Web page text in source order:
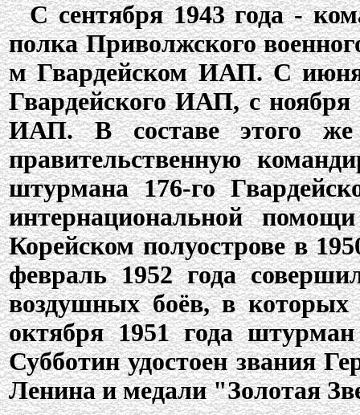
С сентября 1943 года -
полка Приволжского
м Гвардейском ИАП. С
Гвардейского ИАП, с ноября
ИАП. В составе этого
правительственную
штурмана 176-го
интернациональной
Корейском полуострове в
февраль 1952 года
воздушных боёв, в которых
октября 1951 года
Субботин удостоен звания
Ленина и медали "Золотая